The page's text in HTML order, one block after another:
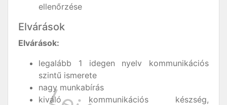
ellenőrzése
Elvárások
Elvárások:
legalább 1 idegen nyelv kommunikációs
szintű ismerete
nagy munkabírás
kiváló kommunikációs készség,